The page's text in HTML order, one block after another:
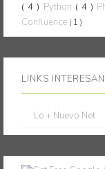
( 4 ) Python ( 4 )
Confluence ( 1 )
LINKS
Lo + Nuevo.Net